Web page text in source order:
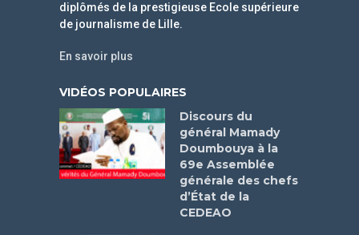
diplômés de la prestigieuse Ecole supérieure
de journalisme de Lille.
En savoir plus
VIDÉOS POPULAIRES
Discours du
général Mamady
Doumbouya à la
69e Assemblée
générale des chefs
d’État de la
CEDEAO